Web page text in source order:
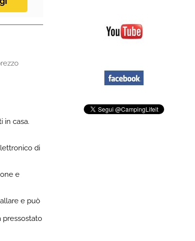
in casa.
di
e
e può
pressostato